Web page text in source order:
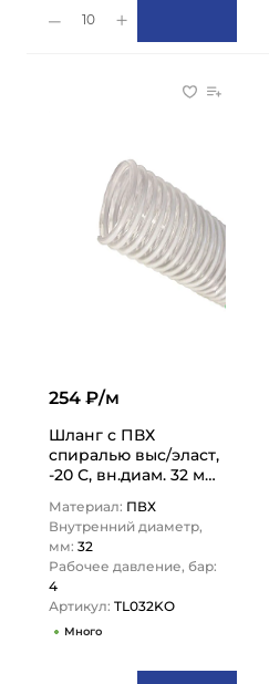
10
254 ₽/м
Шланг с ПВХ
спиралью выс/эласт,
-20 С, вн.диам. 32 мм,
LOCK
Материал: ПВХ
Внутренний диаметр,
мм: 32
Рабочее давление, бар:
4
Артикул: TL032KO
Много